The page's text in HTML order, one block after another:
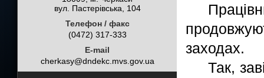
вул. Пастерівська, 104
Телефон / факс
(0472) 317-333
E-mail
cherkasy@dndekc.mvs.gov.ua
заходах.
Так,